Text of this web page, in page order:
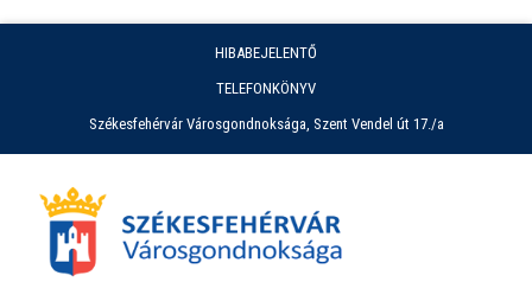
HIBABEJELENTŐ
TELEFONKÖNYV
Székesfehérvár Városgondnoksága, Szent Vendel út 17./a